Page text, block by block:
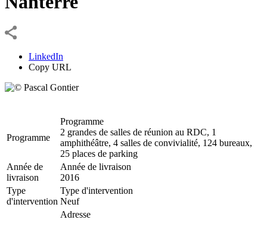
LinkedIn
Copy URL
Programme
Programme
2 grandes de salles de réunion au RDC, 1
amphithéâtre, 4 salles de convivialité, 124 bureaux,
25 places de parking
Année de
livraison
Année de livraison
2016
Type
d'intervention
Type d'intervention
Neuf
Adresse